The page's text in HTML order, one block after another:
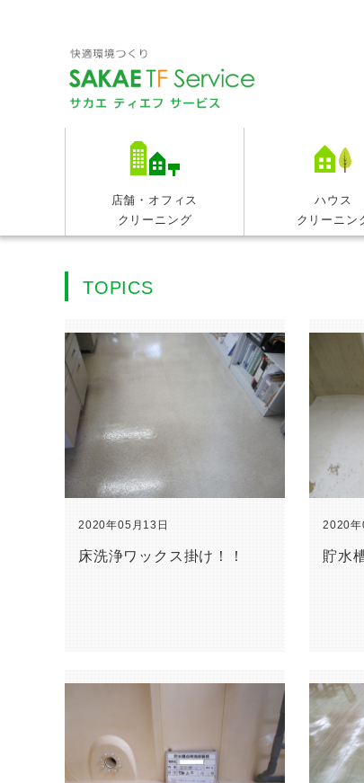
る
店舗・オフィス
クリーニング
ハウス
クリーニン
TOPICS
2020年05月13日
床洗浄ワックス掛け！！
2020年
貯水